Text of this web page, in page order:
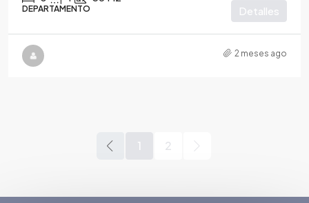
DEPARTAMENTO Detalles
2 meses ago
1 2